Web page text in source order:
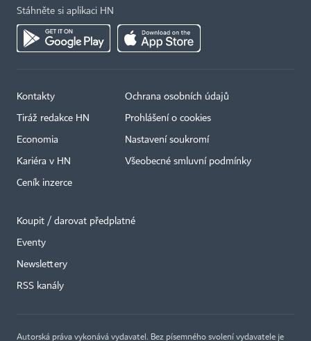
Stáhněte si aplikaci HN
Kontakty
Tiráž redakce HN
Economia
Kariéra v HN
Ceník inzerce
Ochrana osobních údajů
Prohlášení o cookies
Nastavení soukromí
Všeobecné smluvní podmínky
Koupit / darovat předplatné
Eventy
Newslettery
RSS kanály
Autorská práva vykonává vydavatel. Bez písemného svolení vydavatele je